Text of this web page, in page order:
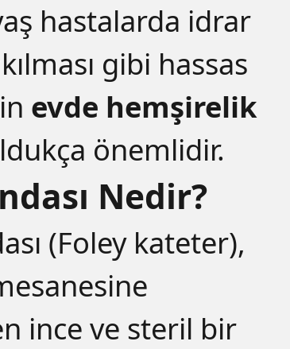
hastalarda idrar
gibi hassas
evde hemşirelik
önemlidir.
Nedir?
(Foley kateter),
ince ve steril bir